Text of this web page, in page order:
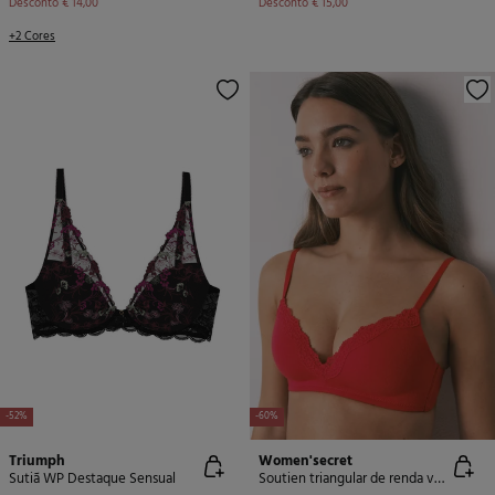
+2 Cores
-52%
Triumph
Sutiã WP Destaque Sensual
-60%
Women'secret
Soutien triangular de renda vermelha CHARMING